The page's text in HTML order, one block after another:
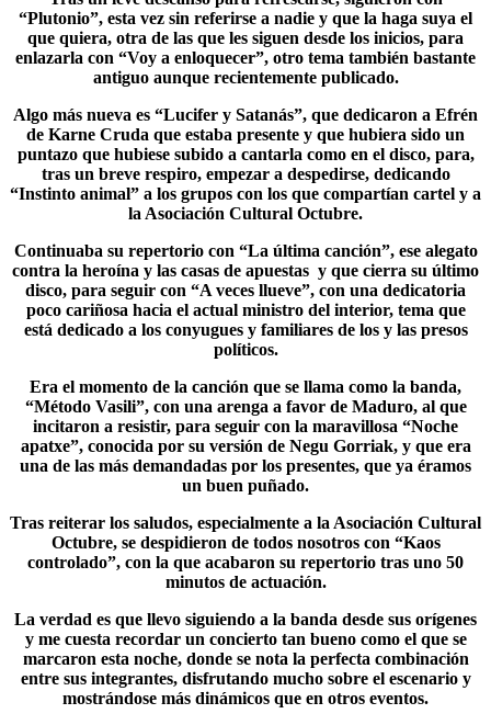
“Plutonio”, esta vez sin referirse a nadie y que la haga suya el
que quiera, otra de las que les siguen desde los inicios, para
enlazarla con “Voy a enloquecer”, otro tema también bastante
antiguo aunque recientemente publicado.
Algo más nueva es “Lucifer y Satanás”, que dedicaron a Efrén
de Karne Cruda que estaba presente y que hubiera sido un
puntazo que hubiese subido a cantarla como en el disco, para,
tras un breve respiro, empezar a despedirse, dedicando
“Instinto animal” a los grupos con los que compartían cartel y a
la Asociación Cultural Octubre.
Continuaba su repertorio con “La última canción”, ese alegato
contra la heroína y las casas de apuestas y que cierra su último
disco, para seguir con “A veces llueve”, con una dedicatoria
poco cariñosa hacia el actual ministro del interior, tema que
está dedicado a los conyugues y familiares de los y las presos
políticos.
Era el momento de la canción que se llama como la banda,
“Método Vasili”, con una arenga a favor de Maduro, al que
incitaron a resistir, para seguir con la maravillosa “Noche
apatxe”, conocida por su versión de Negu Gorriak, y que era
una de las más demandadas por los presentes, que ya éramos
un buen puñado.
Tras reiterar los saludos, especialmente a la Asociación Cultural
Octubre, se despidieron de todos nosotros con “Kaos
controlado”, con la que acabaron su repertorio tras uno 50
minutos de actuación.
La verdad es que llevo siguiendo a la banda desde sus orígenes
y me cuesta recordar un concierto tan bueno como el que se
marcaron esta noche, donde se nota la perfecta combinación
entre sus integrantes, disfrutando mucho sobre el escenario y
mostrándose más dinámicos que en otros eventos.